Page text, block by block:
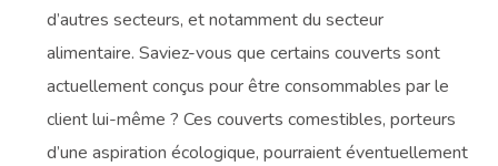
d’autres secteurs, et notamment du secteur
alimentaire. Saviez-vous que certains couverts sont
actuellement conçus pour être consommables par le
client lui-même ? Ces couverts comestibles, porteurs
d’une aspiration écologique, pourraient éventuellement